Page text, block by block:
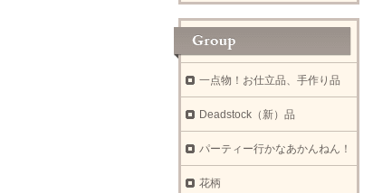
一点物！お仕立品、手作り品
Deadstock（新）品
パーティー行かなあかんねん！
花柄